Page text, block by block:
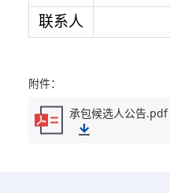
联系人
附件：
承包候选人公告.pdf